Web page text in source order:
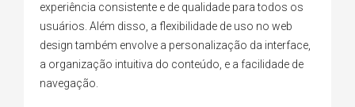
experiência consistente e de qualidade para todos os
usuários. Além disso, a flexibilidade de uso no web
design também envolve a personalização da interface,
a organização intuitiva do conteúdo, e a facilidade de
navegação.